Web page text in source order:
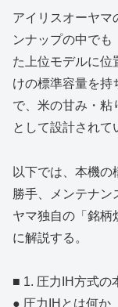
アイリスオーヤマ
ンナップの中でも
た上位モデルに位
けの標準容量を持
で、米の甘み・粘
として設計されて
以下では、本機
勝手、メンテナン
ヤマ独自の「銘柄
に解説する。
■ 1. 圧力IH方式の
● 圧力IHとは何か